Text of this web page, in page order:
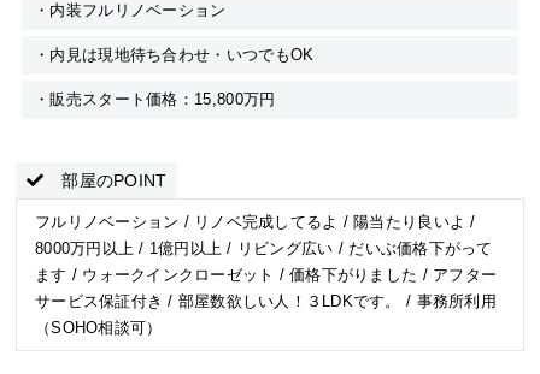
・内装フルリノベーション
・内見は現地待ち合わせ・いつでもOK
・販売スタート価格：15,800万円
部屋のPOINT
フルリノベーション / リノベ完成してるよ / 陽当たり良いよ /
8000万円以上 / 1億円以上 / リビング広い / だいぶ価格下がって
ます / ウォークインクローゼット / 価格下がりました / アフター
サービス保証付き / 部屋数欲しい人！３LDKです。 / 事務所利用
（SOHO相談可）